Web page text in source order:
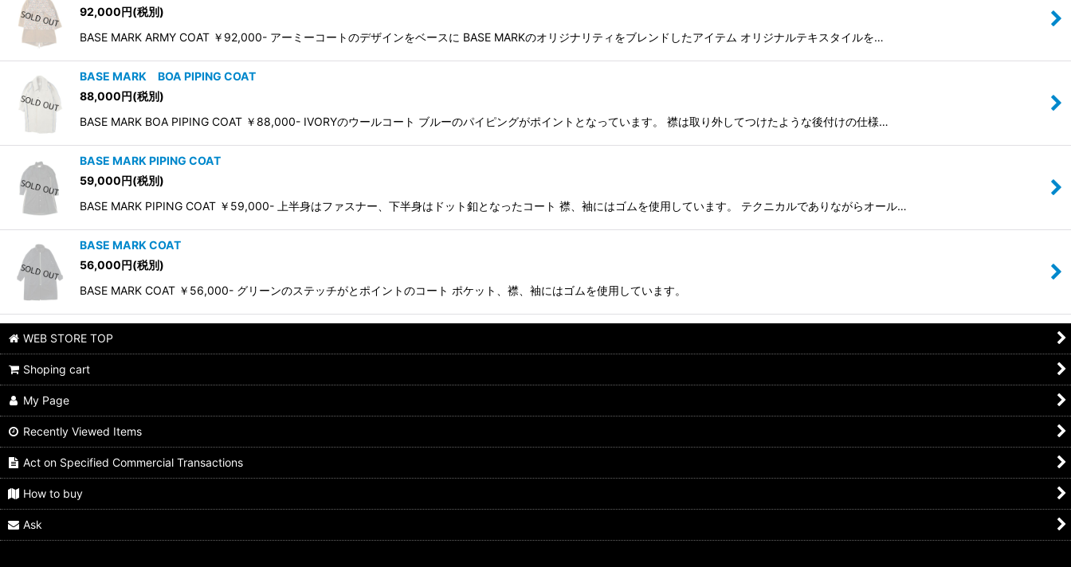
92,000円(税別)
BASE MARK ARMY COAT ￥92,000- アーミーコートのデザインをベースに BASE MARKのオリジナリティをブレンドしたアイテム オリジナルテキスタイルを…
BASE MARK BOA PIPING COAT
88,000円(税別)
BASE MARK BOA PIPING COAT ￥88,000- IVORYのウールコート ブルーのパイピングがポイントとなっています。 襟は取り外してつけたような後付けの仕様…
BASE MARK PIPING COAT
59,000円(税別)
BASE MARK PIPING COAT ￥59,000- 上半身はファスナー、下半身はドット釦となったコート 襟、袖にはゴムを使用しています。 テクニカルでありながらオール…
BASE MARK COAT
56,000円(税別)
BASE MARK COAT ￥56,000- グリーンのステッチがとポイントのコート ポケット、襟、袖にはゴムを使用しています。
WEB STORE TOP
Shoping cart
My Page
Recently Viewed Items
Act on Specified Commercial Transactions
How to buy
Ask